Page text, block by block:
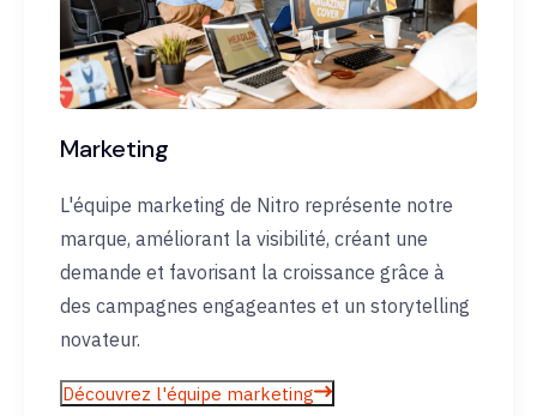
Marketing
L'équipe marketing de Nitro représente notre
marque, améliorant la visibilité, créant une
demande et favorisant la croissance grâce à
des campagnes engageantes et un storytelling
novateur.
Découvrez l'équipe marketing